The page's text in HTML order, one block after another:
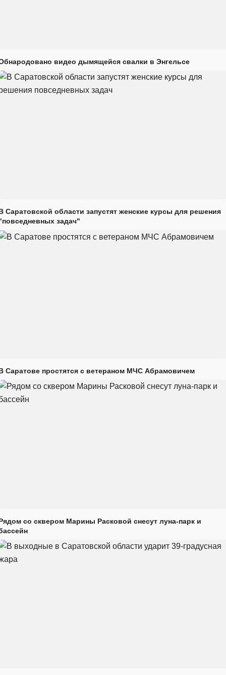
видео дымящейся свалки в Энгельсе
Саратовской области запустят женские курсы для решения
задач"
Саратове простятся с ветераном МЧС Абрамовичем
со сквером Марины Расковой снесут луна-парк и